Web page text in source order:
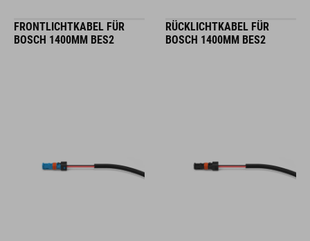
FRONTLICHTKABEL FÜR
BOSCH 1400MM BES2
RÜCKLICHTKABEL FÜR
BOSCH 1400MM BES2